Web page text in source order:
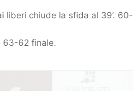
liberi chiude la sfida al 39’. 60-
63-62 finale.